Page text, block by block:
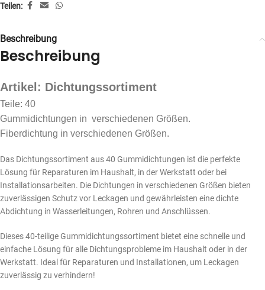
Teilen:
Beschreibung
Beschreibung
Artikel: Dichtungssortiment
Teile: 40
Gummidichtungen in verschiedenen Größen.
Fiberdichtung in verschiedenen Größen.
Das Dichtungssortiment aus 40 Gummidichtungen ist die perfekte
Lösung für Reparaturen im Haushalt, in der Werkstatt oder bei
Installationsarbeiten. Die Dichtungen in verschiedenen Größen bieten
zuverlässigen Schutz vor Leckagen und gewährleisten eine dichte
Abdichtung in Wasserleitungen, Rohren und Anschlüssen.
Dieses 40-teilige Gummidichtungssortiment bietet eine schnelle und
einfache Lösung für alle Dichtungsprobleme im Haushalt oder in der
Werkstatt. Ideal für Reparaturen und Installationen, um Leckagen
zuverlässig zu verhindern!